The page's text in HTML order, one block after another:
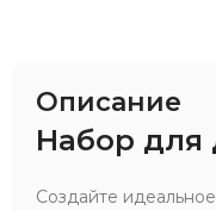
Описание
Набор для
Создайте